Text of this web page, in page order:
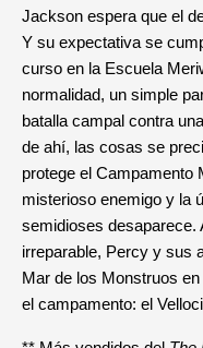
Jackson espera que el
Y su expectativa se
curso en la Escuela
normalidad, un simple
batalla campal contra
de ahí, las cosas se
protege el Campamento
misterioso enemigo y la
semidioses desaparece.
irreparable, Percy y sus
Mar de los Monstruos
el campamento: el